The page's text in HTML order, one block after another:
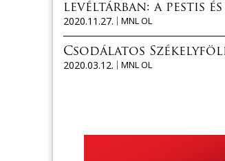
levéltárban: a pestis
2020.11.27.
MNL OL
Csodálatos
2020.03.12.
MNL OL